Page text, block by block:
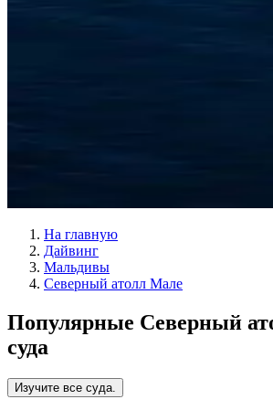
На главную
Дайвинг
Мальдивы
Северный атолл Мале
Популярные Северный
суда
Изучите все суда.